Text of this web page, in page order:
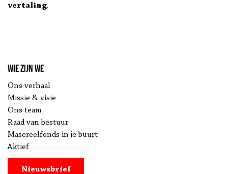
vertaling.
Wie zijn we
Ons verhaal
Missie & visie
Ons team
Raad van bestuur
Masereelfonds in je buurt
Aktief
Nieuwsbrief